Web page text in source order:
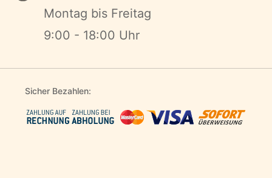
Montag bis Freitag
9:00 - 18:00 Uhr
Sicher Bezahlen: